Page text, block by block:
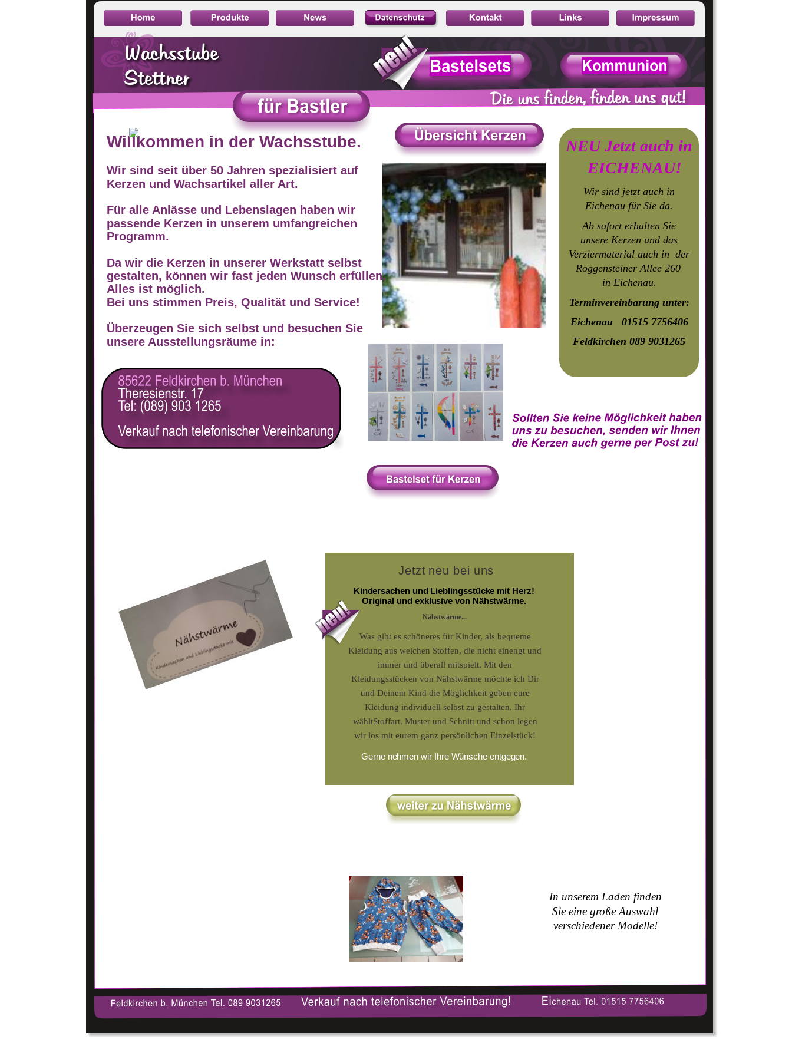
Willkommen in der Wachsstube.
Wir sind seit über 40 Jahren spezialisiert auf
Für alle Anlässe und Lebenslagen haben wir
Programm.
Da wir die Kerzen in unserer Werkstatt selbst
gestalten, können wir fast jeden Wunsch erfüllen.
Alles ist möglich.
Überzeugen Sie sich selbst und besuchen Sie
unsere Ausstellungsräume in:
Jetzt neu bei uns
Kindersachen und Lieblingsstücke mit Herz!
Original und exklusive von Nähstwärme.
Nähstwärme...
Was gibt es schöneres für Kinder, als bequeme
Kleidung aus weichen Stoffen, die nicht einengt und
immer und überall mitspielt. Mit den
Kleidungsstücken von Nähstwärme möchte ich Dir
und Deinem Kind die Möglichkeit geben eure
Kleidung individuell selbst zu gestalten. Ihr
wähltStoffart, Muster und Schnitt und schon legen
wir los mit eurem ganz persönlichen Einzelstück!
Gerne nehmen wir Ihre Wünsche entgegen.
Willkommen in der Wachsstube.
Wir sind seit über 50 Jahren spezialisiert auf
Kerzen und Wachsartikel aller Art.
Für alle Anlässe und Lebenslagen haben wir
passende Kerzen in unserem umfangreichen
Programm.
Da wir die Kerzen in unserer Werkstatt selbst
gestalten, können wir fast jeden Wunsch erfüllen.
Alles ist möglich.
Bei uns stimmen Preis, Qualität und Service!
Überzeugen Sie sich selbst und besuchen Sie
unsere Ausstellungsräume in:
In unserem Laden finden
Sie eine große Auswahl
verschiedener Modelle!
NEU Jetzt auch in
EICHENAU!
Wir sind jetzt auch in
Eichenau für Sie da.
Ab sofort erhalten Sie
unsere Kerzen und das
Verziermaterial auch in  der
Roggensteiner Allee 260
in Eichenau.
Terminvereinbarung unter:
Eichenau   01515 7756406
Feldkirchen 089 9031265